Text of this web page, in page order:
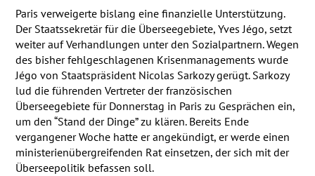
Paris verweigerte bislang eine finanzielle Unterstützung.
Der Staatssekretär für die Überseegebiete, Yves Jégo, setzt
weiter auf Verhandlungen unter den Sozialpartnern. Wegen
des bisher fehlgeschlagenen Krisenmanagements wurde
Jégo von Staatspräsident Nicolas Sarkozy gerügt. Sarkozy
lud die führenden Vertreter der französischen
Überseegebiete für Donnerstag in Paris zu Gesprächen ein,
um den “Stand der Dinge” zu klären. Bereits Ende
vergangener Woche hatte er angekündigt, er werde einen
ministerienübergreifenden Rat einsetzen, der sich mit der
Überseepolitik befassen soll.